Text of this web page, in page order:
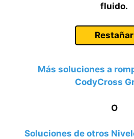
fluido.
Restañar
Más soluciones a
CodyCross
O
Soluciones de otros